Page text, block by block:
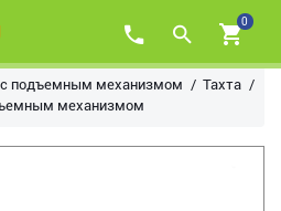
0
с подъемным механизмом
Тахта
механизмом